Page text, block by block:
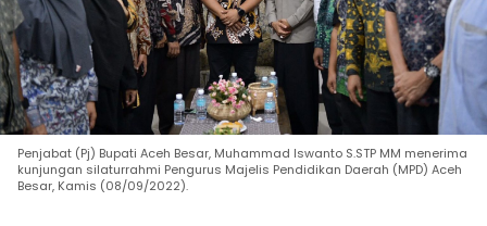
Penjabat (Pj) Bupati Aceh Besar, Muhammad Iswanto S.STP MM menerima
kunjungan silaturrahmi Pengurus Majelis Pendidikan Daerah (MPD) Aceh
Besar, Kamis (08/09/2022).